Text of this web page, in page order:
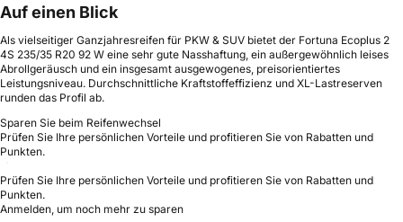
Auf einen Blick
Als vielseitiger Ganzjahresreifen für PKW & SUV bietet der Fortuna Ecoplus 2
4S 235/35 R20 92 W eine sehr gute Nasshaftung, ein außergewöhnlich leises
Abrollgeräusch und ein insgesamt ausgewogenes, preisorientiertes
Leistungsniveau. Durchschnittliche Kraftstoffeffizienz und XL-Lastreserven
runden das Profil ab.
Sparen Sie beim Reifenwechsel
Prüfen Sie Ihre persönlichen Vorteile und profitieren Sie von Rabatten und
Punkten.
Prüfen Sie Ihre persönlichen Vorteile und profitieren Sie von Rabatten und
Punkten.
Anmelden, um noch mehr zu sparen